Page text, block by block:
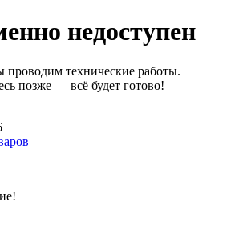
недоступен
технические работы.
позже — всё будет готово!